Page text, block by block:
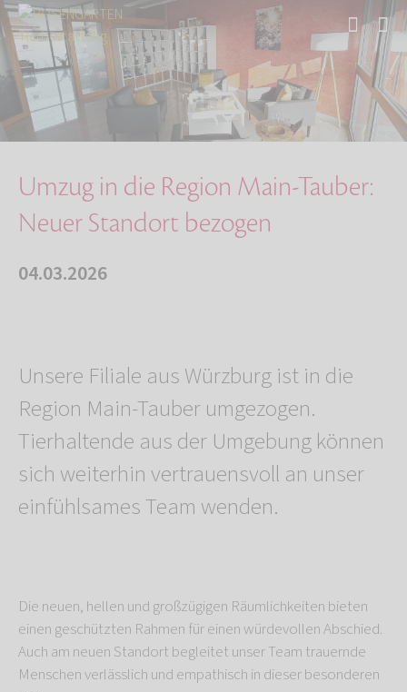
Start Über uns
Aktuelles
Umzug in die Region Main-Tauber: Neuer Stando…
Umzug in die Region Main-Tauber:
Neuer Standort bezogen
04.03.2026
Unsere Filiale aus Würzburg ist in die
Region Main-Tauber umgezogen.
Tierhaltende aus der Umgebung können
sich weiterhin vertrauensvoll an unser
einfühlsames Team wenden.
Die neuen, hellen und großzügigen Räumlichkeiten bieten
einen geschützten Rahmen für einen würdevollen Abschied.
Auch am neuen Standort begleitet unser Team trauernde
Menschen verlässlich und empathisch in dieser besonderen